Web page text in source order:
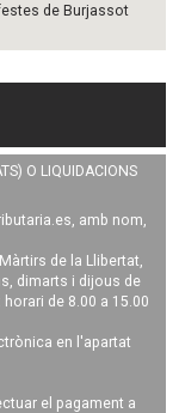
de Burjassot
O LIQUIDACIONS
, amb nom,
de la Llibertat,
dimarts i dijous de
de 8.00 a 15.00
en l'apartat
el pagament a